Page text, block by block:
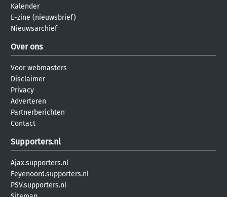
Kalender
E-zine (nieuwsbrief)
Nieuwsarchief
Over ons
Voor webmasters
Disclaimer
Privacy
Adverteren
Partnerberichten
Contact
Supporters.nl
Ajax.supporters.nl
Feyenoord.supporters.nl
PSV.supporters.nl